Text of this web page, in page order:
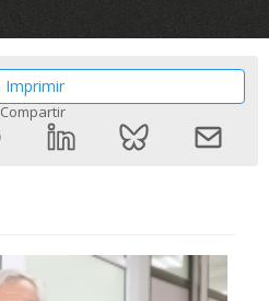
Imprimir
Compartir